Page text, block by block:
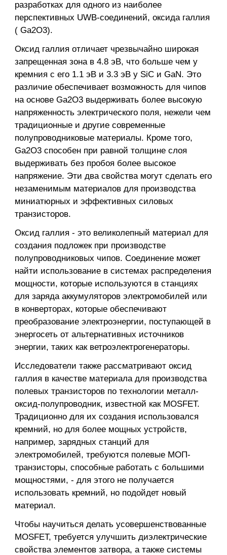
разработках для одного из наиболее
перспективных UWB-соединений, оксида галлия
( Ga2O3).
Оксид галлия отличает чрезвычайно широкая
запрещенная зона в 4.8 эВ, что больше чем у
кремния с его 1.1 эВ и 3.3 эВ у SiC и GaN. Это
различие обеспечивает возможность для чипов
на основе Ga2O3 выдерживать более высокую
напряженность электрического поля, нежели чем
традиционные и другие современные
полупроводниковые материалы. Кроме того,
Ga2O3 способен при равной толщине слоя
выдерживать без пробоя более высокое
напряжение. Эти два свойства могут сделать его
незаменимым материалов для производства
миниатюрных и эффективных силовых
транзисторов.
Оксид галлия - это великолепный материал для
создания подложек при производстве
полупроводниковых чипов. Соединение может
найти использование в системах распределения
мощности, которые используются в станциях
для заряда аккумуляторов электромобилей или
в конверторах, которые обеспечивают
преобразование электроэнергии, поступающей в
энергосеть от альтернативных источников
энергии, таких как ветроэлектрогенераторы.
Исследователи также рассматривают оксид
галлия в качестве материала для производства
полевых транзисторов по технологии металл-
оксид-полупроводник, известной как MOSFET.
Традиционно для их создания использовался
кремний, но для более мощных устройств,
например, зарядных станций для
электромобилей, требуются полевые МОП-
транзисторы, способные работать с большими
мощностями, - для этого не получается
использовать кремний, но подойдет новый
материал.
Чтобы научиться делать усовершенствованные
MOSFET, требуется улучшить диэлектрические
свойства элементов затвора, а также системы